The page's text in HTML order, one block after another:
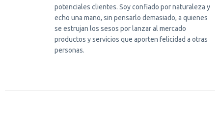
potenciales clientes. Soy confiado por naturaleza y
echo una mano, sin pensarlo demasiado, a quienes
se estrujan los sesos por lanzar al mercado
productos y servicios que aporten felicidad a otras
personas.